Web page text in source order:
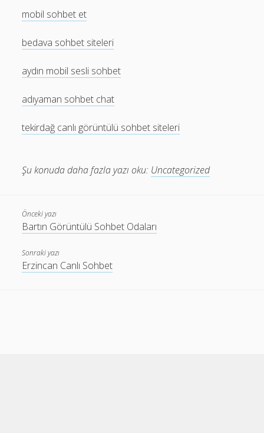
mobil sohbet et
bedava sohbet siteleri
aydın mobil sesli sohbet
adıyaman sohbet chat
tekirdağ canlı görüntülü sohbet siteleri
Şu konuda daha fazla yazı oku: Uncategorized
Önceki yazı
Bartın Görüntülü Sohbet Odaları
Sonraki yazı
Erzincan Canlı Sohbet